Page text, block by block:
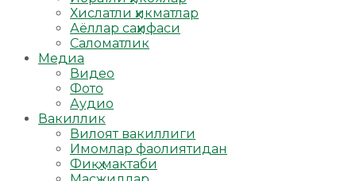
Хислатли ҳикматлар
Аёллар саҳифаси
Саломатлик
Медиа
Видео
Фото
Аудио
Вакиллик
Вилоят вакиллиги
Имомлар фаолиятидан
Фиқҳ мактаби